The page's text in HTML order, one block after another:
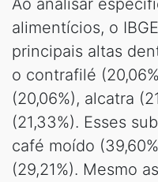
Ao analisar
alimentícios, o
principais altas
o contrafilé
(20,06%), alcatra
(21,33%). Esses
café moído
(29,21%). Mesmo